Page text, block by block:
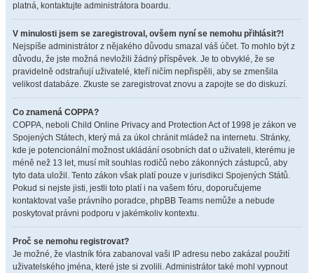
platná, kontaktujte administrátora boardu.
V minulosti jsem se zaregistroval, ovšem nyní se nemohu přihlásit?!
Nejspíše administrátor z nějakého důvodu smazal váš účet. To mohlo být z
důvodu, že jste možná nevložili žádný příspěvek. Je to obvyklé, že se
pravidelně odstraňují uživatelé, kteří ničím nepřispěli, aby se zmenšila
velikost databáze. Zkuste se zaregistrovat znovu a zapojte se do diskuzí.
Co znamená COPPA?
COPPA, neboli Child Online Privacy and Protection Act of 1998 je zákon ve
Spojených Státech, který má za úkol chránit mládež na internetu. Stránky,
kde je potencionální možnost ukládání osobních dat o uživateli, kterému je
méně než 13 let, musí mít souhlas rodičů nebo zákonných zástupců, aby
tyto data uložil. Tento zákon však platí pouze v jurisdikci Spojených Států.
Pokud si nejste jisti, jestli toto platí i na vašem fóru, doporučujeme
kontaktovat vaše právního poradce, phpBB Teams nemůže a nebude
poskytovat právni podporu v jakémkoliv kontextu.
Proč se nemohu registrovat?
Je možné, že vlastník fóra zabanoval vaši IP adresu nebo zakázal použití
uživatelského jména, které jste si zvolili. Administrátor také mohl vypnout